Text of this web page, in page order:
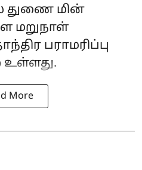
துணை மின்
மறுநாள்
பராமரிப்பு
More